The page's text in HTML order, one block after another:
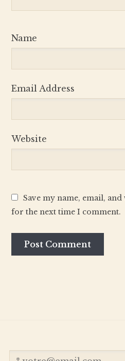
Name
Email Address
Website
Save my name, email,
for the next time I comment.